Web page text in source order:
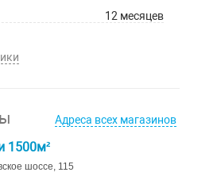
12 месяцев
Адреса всех магазинов
1500м²
шоссе, 115